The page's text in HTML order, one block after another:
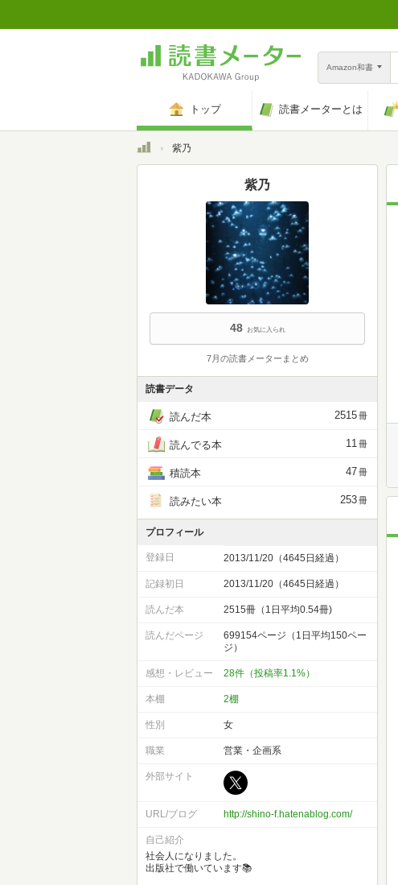
Amazon和書
トップ 読書メーターとは
トップ紫乃
紫乃
48 お気に入られ
7月の読書メーターまとめ
読書データ
読んだ本 2515冊
読んでる本 11冊
積読本 47冊
読みたい本 253冊
プロフィール
登録日 2013/11/20（4645日経過）
記録初日 2013/11/20（4645日経過）
読んだ本 2515冊（1日平均0.54冊)
読んだページ
699154ページ（1日平均150ペー
ジ）
感想・レビュー 28件（投稿率1.1%）
本棚 2棚
性別 女
職業 営業・企画系
外部サイト
URL/ブログ http://shino-f.hatenablog.com/
自己紹介
社会人になりました。
出版社で働いています📚